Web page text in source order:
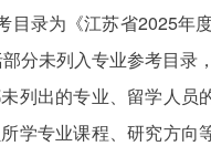
目录为《江苏省2025
分未列入专业参考目录
列出的专业、留学人
学专业课程、研究方